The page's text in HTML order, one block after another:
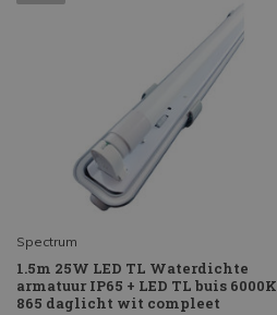
Spectrum
1.5m 25W LED TL Waterdichte
armatuur IP65 + LED TL buis 6000K
865 daglicht wit compleet